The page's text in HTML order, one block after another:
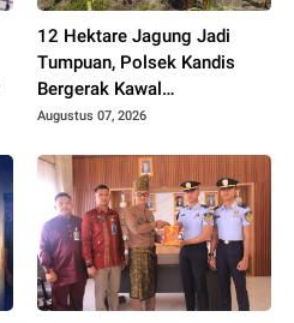
12 Hektare Jagung Jadi
Tumpuan, Polsek Kandis
Bergerak Kawal
Swasembada Pangan
Augustus 07, 2026